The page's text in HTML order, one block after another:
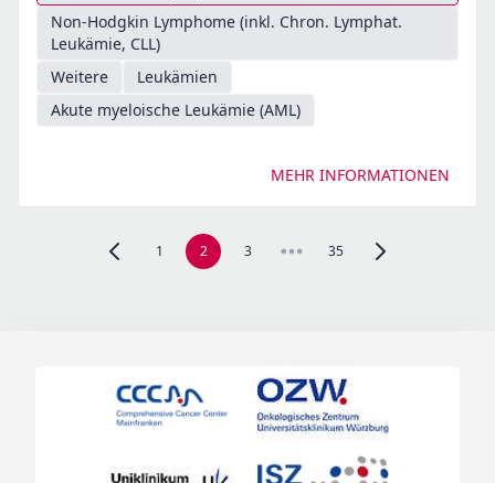
Non-Hodgkin Lymphome (inkl. Chron. Lymphat.
Leukämie, CLL)
Weitere
Leukämien
Akute myeloische Leukämie (AML)
MEHR INFORMATIONEN
Zur vorherigen Seite, Seite 1 navigieren
1 2 3 35 Zur nächsten